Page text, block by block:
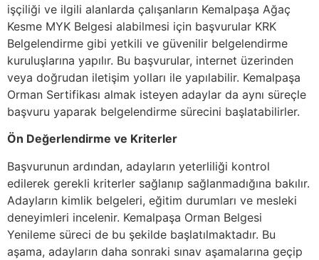
işçiliği ve ilgili alanlarda çalışanların Kemalpaşa Ağaç
Kesme MYK Belgesi alabilmesi için başvurular KRK
Belgelendirme gibi yetkili ve güvenilir belgelendirme
kuruluşlarına yapılır. Bu başvurular, internet üzerinden
veya doğrudan iletişim yolları ile yapılabilir. Kemalpaşa
Orman Sertifikası almak isteyen adaylar da aynı süreçle
başvuru yaparak belgelendirme sürecini başlatabilirler.
Ön Değerlendirme ve Kriterler
Başvurunun ardından, adayların yeterliliği kontrol
edilerek gerekli kriterler sağlanıp sağlanmadığına bakılır.
Adayların kimlik belgeleri, eğitim durumları ve mesleki
deneyimleri incelenir. Kemalpaşa Orman Belgesi
Yenileme süreci de bu şekilde başlatılmaktadır. Bu
aşama, adayların daha sonraki sınav aşamalarına geçip